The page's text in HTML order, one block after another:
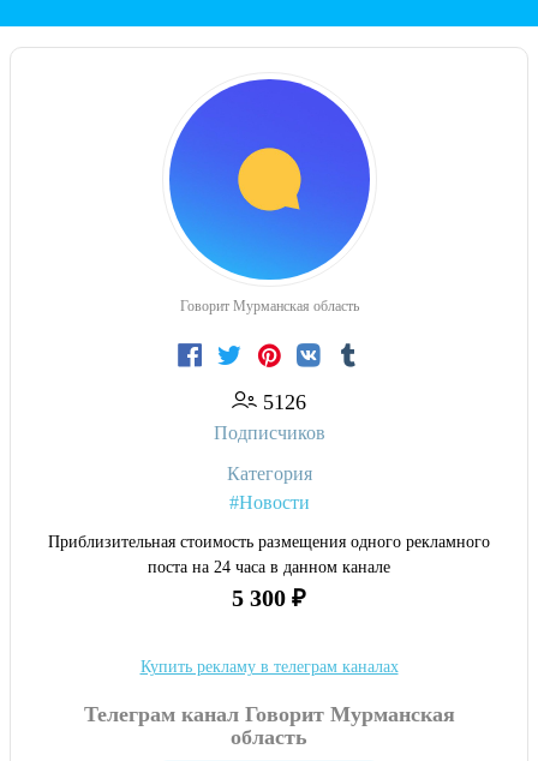
Говорит Мурманская область
Телеграм канал Говорит Мурманская
область
5126
Подписчиков
Категория
#Новости
Приблизительная стоимость размещения одного рекламного
поста на 24 часа в данном канале
5 300 ₽
Купить рекламу в телеграм каналах